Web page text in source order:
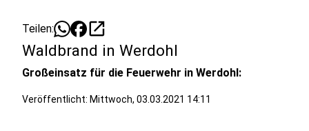
Teilen: open_in_new
Waldbrand in Werdohl
Großeinsatz für die Feuerwehr in Werdohl:
Veröffentlicht: Mittwoch, 03.03.2021 14:11